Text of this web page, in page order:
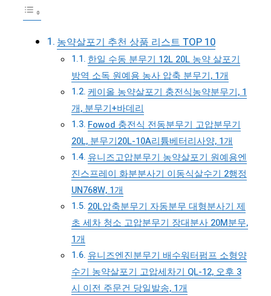
농약살포기 추천 상품 리스트 TOP 10
한일 수동 분무기 12L 20L 농약 살포기
방역 소독 원예용 농사 압축 분무기, 1개
케이올 농약살포기 충전식농약분무기, 1
개, 분무기+바데리
Fowod 충전식 전동분무기 고압분무기
20L, 분무기20L-10A리튬베터리사양, 1개
유니즈고압분무기 농약살포기 원예용엔
진스프레이 화분분사기 이동식살수기 2행정
UN768W, 1개
20L압축분무기 자동분무 대형분사기 제
초 세차 청소 고압분무기 장대분사 20M분무,
1개
유니즈엔진분무기 배수워터펌프 소형양
수기 농약살포기 고압세차기 QL-12, 오후 3
시 이전 주문건 당일발송, 1개